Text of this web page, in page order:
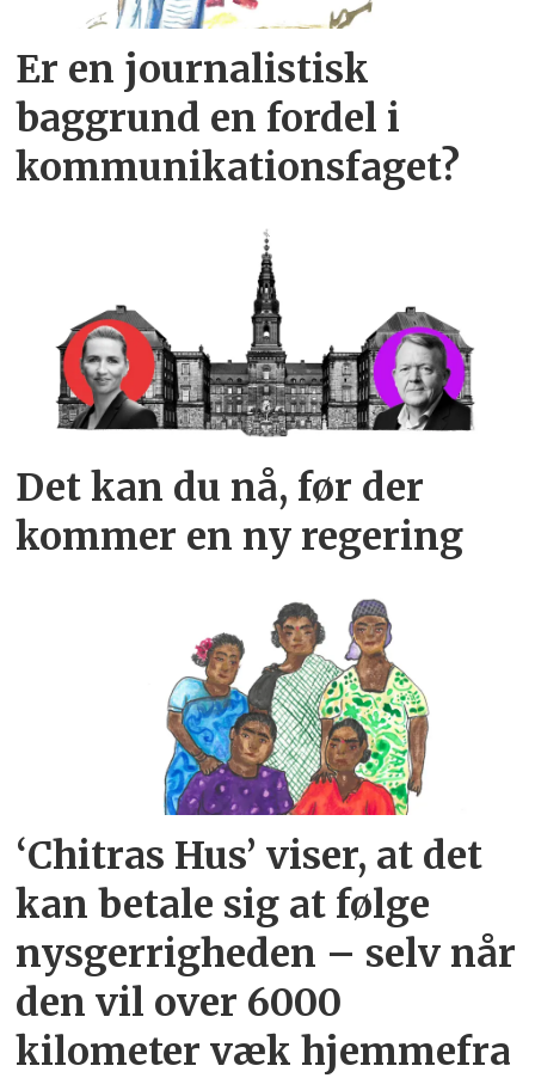
Er en journalistisk
baggrund en fordel i
kommunikationsfaget?
Det kan du nå, før der
kommer en ny regering
‘Chitras Hus’ viser, at det
kan betale sig at følge
nysgerrigheden – selv når
den vil over 6000
kilometer væk hjemmefra